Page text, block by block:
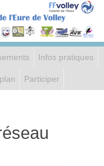
Infos pratiques
Participer